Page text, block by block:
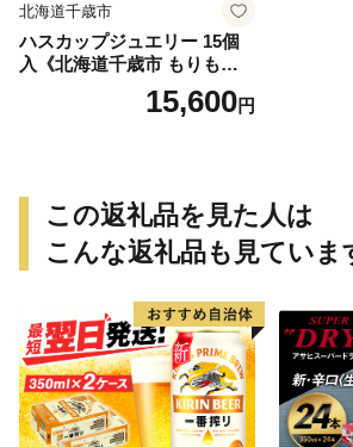
北海道千歳市
ハスカップジュエリー 15個
入《北海道千歳市 もりも
15,600円
この返礼品を見た人は
こんな返礼品も見ていま